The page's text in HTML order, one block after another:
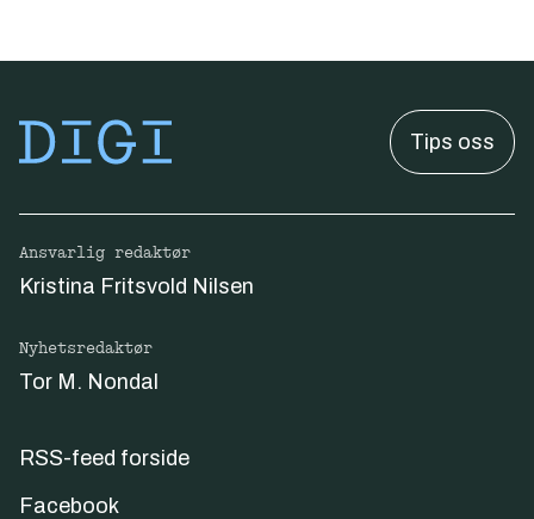
Tips oss
Ansvarlig redaktør
Kristina Fritsvold Nilsen
Nyhetsredaktør
Tor M. Nondal
RSS-feed forside
Facebook